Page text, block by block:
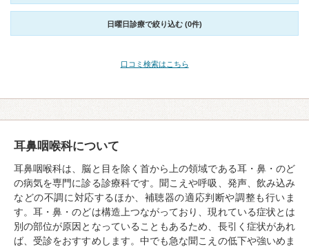
日曜日診療で絞り込む (0件)
口コミ検索はこちら
耳鼻咽喉科について
耳鼻咽喉科は、脳と目を除く首から上の領域である耳・鼻・のど
の病気を専門に診る診療科です。聞こえや呼吸、発声、飲み込み
などの不調に対応するほか、補聴器の適応判断や調整も行いま
す。耳・鼻・のどは構造上つながっており、現れている症状とは
別の部位が原因となっていることもあるため、長引く症状があれ
ば、受診をおすすめします。中でも急な聞こえの低下や強いめま